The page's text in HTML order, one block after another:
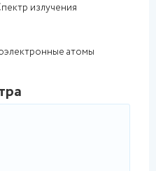
излучения
атомы